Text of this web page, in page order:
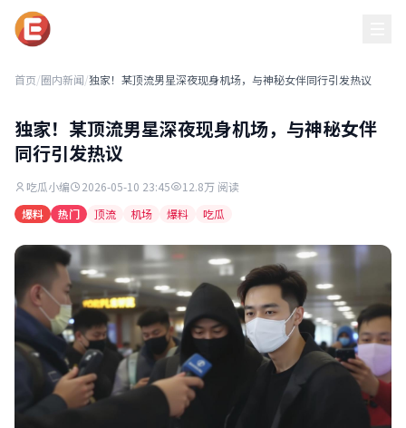
首页/圈内新闻/独家！某顶流男星深夜现身机场，与神秘女伴同行引发热议
独家！某顶流男星深夜现身机场，与神秘女伴
同行引发热议
吃瓜小编 2026-05-10 23:45
12.8万 阅读
爆料
热门 顶流 机场 爆料 吃瓜